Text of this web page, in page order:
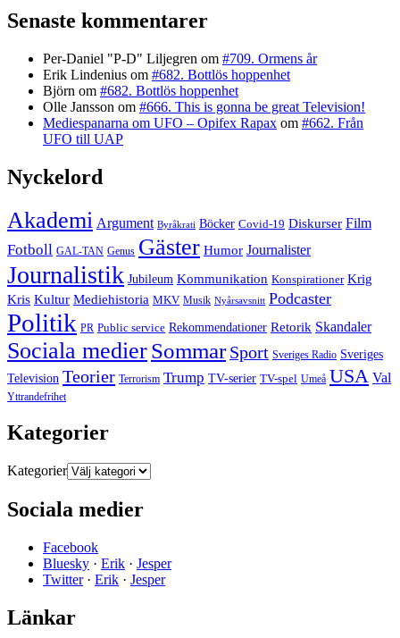
Senaste kommentarer
Per-Daniel "P-D" Liljegren om #709. Ormens år
Erik Lindenius om #682. Bottlös hoppenhet
Björn om #682. Bottlös hoppenhet
Olle Jansson om #666. This is gonna be great Television!
Mediespanarna om UFO – Opifex Rapax om #662. Från
UFO till UAP
Nyckelord
Akademi Argument Byråkrati Böcker Covid-19 Diskurser Film
Fotboll GAL-TAN Genus Gäster Humor Journalister
Journalistik Jubileum Kommunikation Konspirationer Krig
Kris Kultur Mediehistoria MKV Musik Nyårsavsnitt Podcaster
Politik PR Public service Rekommendationer Retorik Skandaler
Sociala medierSommar Sport Sveriges Radio Sveriges
Television Teorier Terrorism Trump TV-serier TV-spel Umeå USA Val
Yttrandefrihet
Kategorier
Kategorier
Sociala medier
Facebook
Bluesky · Erik · Jesper
Twitter· Erik · Jesper
Länkar